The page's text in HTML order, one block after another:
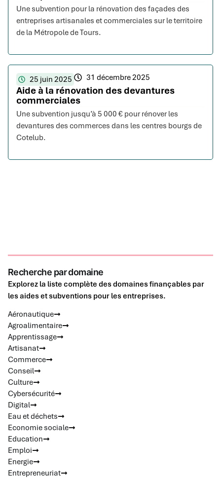
Une subvention pour la rénovation des façades des
entreprises artisanales et commerciales sur le territoire
de la Métropole de Tours.
25 juin 2025 31 décembre 2025
Aide à la rénovation des devantures
commerciales
Une subvention jusqu’à 5 000 € pour rénover les
devantures des commerces dans les centres bourgs de
Cotelub.
Recherche par domaine
Explorez la liste complète des domaines finançables par
les aides et subventions pour les entreprises.
Aéronautique
Agroalimentaire
Apprentissage
Artisanat
Commerce
Conseil
Culture
Cybersécurité
Digital
Eau et déchets
Economie sociale
Education
Emploi
Energie
Entrepreneuriat